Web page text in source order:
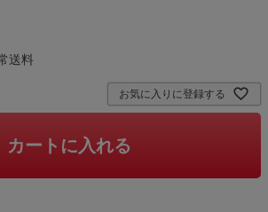
送料
お気に入りに登録する
カートに入れる